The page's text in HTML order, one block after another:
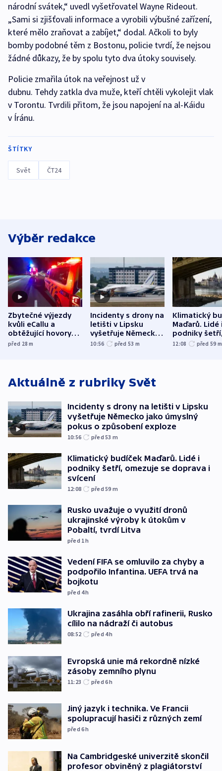
národní svátek,“ uvedl vyšetřovatel Wayne Rideout.
„Sami si zjišťovali informace a vyrobili výbušné zařízení,
které mělo zraňovat a zabíjet,“ dodal. Ačkoli to byly
bomby podobné těm z Bostonu, policie tvrdí, že nejsou
žádné důkazy, že by spolu tyto dva útoky souvisely.
Policie zmařila útok na veřejnost už v
dubnu. Tehdy zatkla dva muže, kteří chtěli vykolejit vlak
v Torontu. Tvrdili přitom, že jsou napojení na al-Káidu
v Íránu.
ŠTÍTKY
Svět ČT24
Výběr redakce
Zbytečné výjezdy
kvůli eCallu a
obtěžující hovory
zdržují záchranáře
před 28m
Incidenty s drony na
letišti v Lipsku
vyšetřuje Německo
jako úmyslný pokus
10:56 před 53 m
Klimatický
Maďarů. Lidé
podniky
omezuje se
12:08 před 59 m
Aktuálně z rubriky Svět
Incidenty s drony na letišti v Lipsku
vyšetřuje Německo jako úmyslný
pokus o způsobení exploze
10:56 před 53 m
Klimatický budíček Maďarů. Lidé i
podniky šetří, omezuje se doprava i
svícení
12:08 před 59 m
Rusko uvažuje o využití dronů
ukrajinské výroby k útokům v
Pobaltí, tvrdí Litva
před 1h
Vedení FIFA se omluvilo za chyby a
podpořilo Infantina. UEFA trvá na
bojkotu
před 4h
Ukrajina zasáhla obří rafinerii, Rusko
cílilo na nádraží či autobus
08:52 před 4h
Evropská unie má rekordně nízké
zásoby zemního plynu
11:23 před 6h
Jiný jazyk i technika. Ve Francii
spolupracují hasiči z různých zemí
před 6h
Na Cambridgeské univerzitě skončil
profesor obviněný z plagiátorství